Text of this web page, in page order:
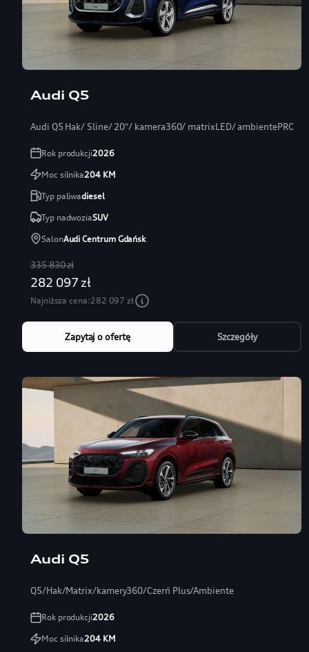
Audi Q5
Audi Q5 Hak/ Sline/ 20″/ kamera360/ matrixLED/ ambientePRO/
Rok produkcji2026
Moc silnika204KM
Typ paliwadiesel
Typ nadwoziaSUV
SalonAudi Centrum Gdańsk
335 830 zł
282 097 zł
Najniższa cena:282 097 zł
Zapytaj o ofertę Szczegóły
Audi Q5
Q5/Hak/Matrix/kamery360/Czerń Plus/Ambiente
Rok produkcji2026
Moc silnika204KM